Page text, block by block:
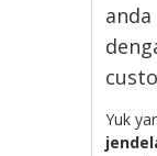
Yuk